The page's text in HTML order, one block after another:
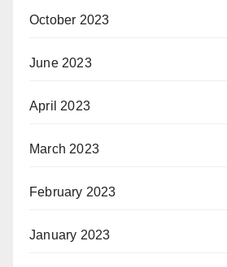
October 2023
June 2023
April 2023
March 2023
February 2023
January 2023